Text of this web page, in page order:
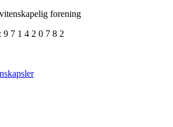
forening
9 7 1 4 2 0 7 8 2